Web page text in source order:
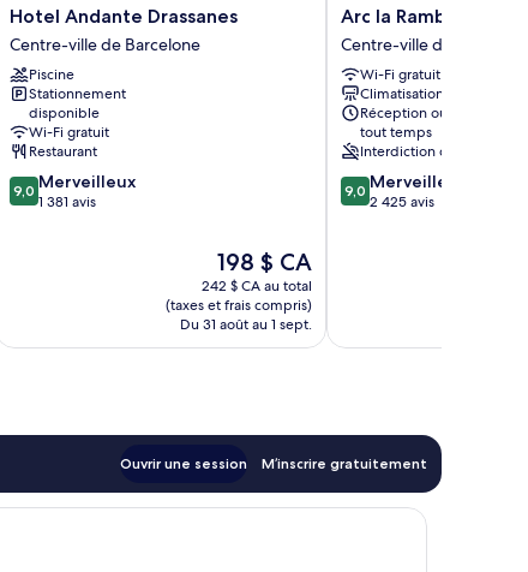
Hotel
Andante
Drassanes
Centre-
ville
de
Barcelone
Hotel Andante Drassanes
Centre-ville de Barcelone
Piscine
Stationnement
disponible
Wi-Fi gratuit
Restaurant
9.0
sur
9,0 Merveilleux
1 381 avis
Le
prix
est
de
198 $ CA
198 $ CA
242 $ CA au total
(taxes et frais compris)
Du 31 août au 1 sept.
Arc
la
Rambla
Centre-
ville
de
Barcelone
Arc la Rambla
Centre-ville de
Wi-Fi gratuit
Climatisation
Réception ouverte en
tout temps
Interdiction de fumer
9.0
sur
9,0 Merveilleux
2 425 avis
Ouvrir une session M’inscrire gratuitement